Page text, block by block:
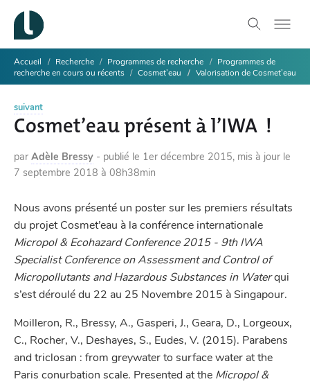
Accueil Recherche Programmes de recherche
Programmes de
recherche en cours ou récents
Cosmet’eau Valorisation de Cosmet’eau
suivant
Cosmet’eau présent à l’IWA !
par Adèle Bressy - publié le 1er décembre 2015, mis à jour le
7 septembre 2018 à 08h38min
Nous avons présenté un poster sur les premiers résultats
du projet Cosmet’eau à la conférence internationale
Micropol & Ecohazard Conference 2015 - 9th IWA
Specialist Conference on Assessment and Control of
Micropollutants and Hazardous Substances in Waterqui
s’est déroulé du 22 au 25 Novembre 2015 à Singapour.
Moilleron, R., Bressy, A., Gasperi, J., Geara, D., Lorgeoux,
C., Rocher, V., Deshayes, S., Eudes, V. (2015). Parabens
and triclosan : from greywater to surface water at the
Paris conurbation scale. Presented at the Micropol &